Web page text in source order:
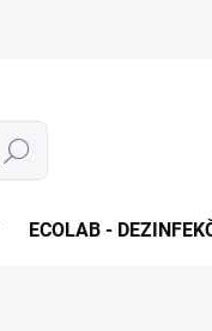
Hledat
ECOLAB -